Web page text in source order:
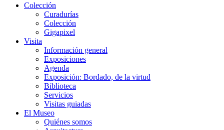
Colección
Curadurías
Colección
Gigapixel
Visita
Información general
Exposiciones
Agenda
Exposición: Bordado, de la virtud
Biblioteca
Servicios
Visitas guiadas
El Museo
Quiénes somos